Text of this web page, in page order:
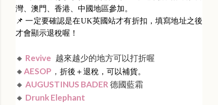
灣、澳門、香港、中國地區參加。
📌 一定要確認是在UK英國站才有折扣，填寫地址之後
才會顯示退稅喔！
🔸 Revive 越來越少的地方可以打折喔
🔸AESOP ， 折後＋退稅，可以補貨。
🔸 AUGUSTINUS BADER德國藍霜
🔸 Drunk Elephant